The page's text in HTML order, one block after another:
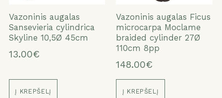
Vazoninis augalas
Sansevieria cylindrica
Skyline 10,5Ø 45cm
13.00€
Į KREPŠELĮ
Vazoninis augalas Ficus
microcarpa Moclame
braided cylinder 27Ø
110cm 8pp
148.00€
Į KREPŠELĮ